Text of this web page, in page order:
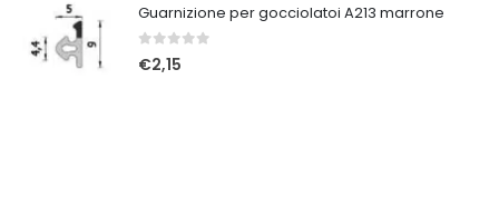
Guarnizione per gocciolatoi A213 marrone
0Su 5
€2,15